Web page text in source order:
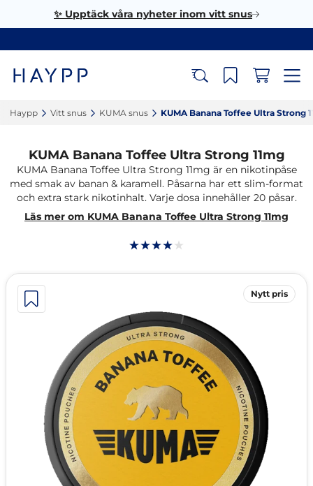
✨ Upptäck våra nyheter inom vitt snus
Haypp‎ Vitt snus‎ KUMA snus‎ KUMA Banana Toffee Ultra Strong
Nytt pris
KUMA Banana Toffee Ultra Strong 11mg
KUMA Banana Toffee Ultra Strong 11mg är en nikotinpåse
med smak av banan & karamell. Påsarna har ett slim-format
och extra stark nikotinhalt. Varje dosa innehåller 20 påsar.
Läs mer om KUMA Banana Toffee Ultra Strong 11mg